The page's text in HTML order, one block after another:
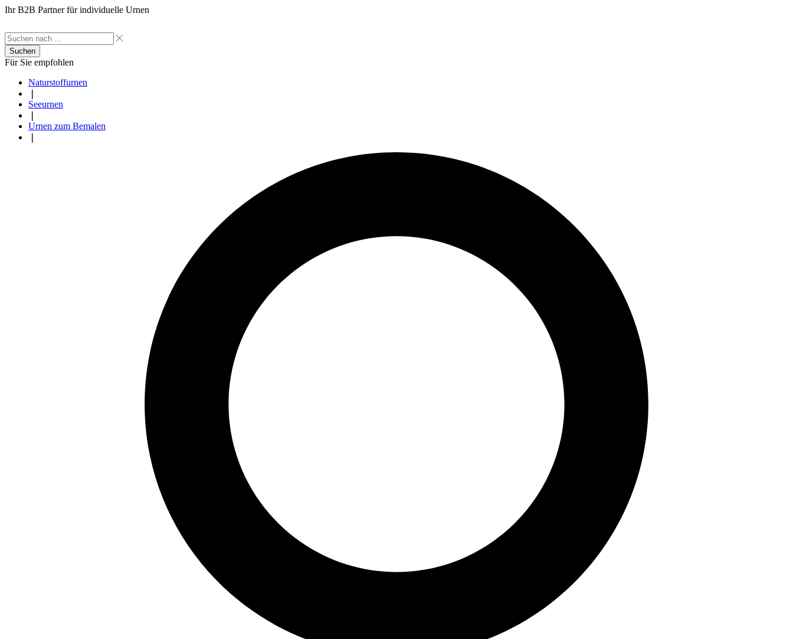
Ihr B2B Partner für individuelle Urnen
Suchen
Für Sie empfohlen
Naturstoffurnen
Seeurnen
Urnen zum Bemalen